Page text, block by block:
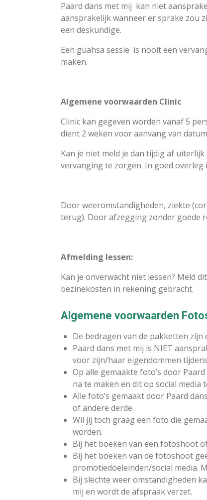
Paard dans met mij kan niet
aansprakelijk wanneer er sprake zou
een deskundige.
Een guahsa sessie is nooit een
maken.
Algemene voorwaarden Clinic
Clinic kan gegeven worden vanaf 5
dient 2 weken voor aanvang van
Kan je niet meld je dan tijdig af
vervanging te zorgen. In goed overleg
Door weeromstandigheden, ziekte
terug). Door afzegging zonder goede
Afmelding lessen:
Kan je onverwacht niet lessen? Meld
bezinekosten in rekening gebracht.
Algemene voorwaarden
De bedragen van de pakketten
Paard dans met mij is NIET
voor zijn/haar eigendommen
Op alle gemaakte foto’s door
na te maken en dit op social
Alle foto’s gemaakt door Paard
of andere derde.
Wil jij toch graag een foto die
worden.
Bij het boeken van een fotoshoot
Bij het boeken van de fotoshoot
promotiedoeleinden/social media.
Bij slechte weer omstandigheden
mij en wordt de afspraak verzet.